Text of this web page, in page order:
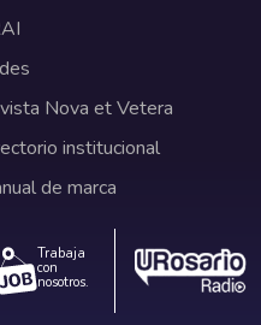
Nova et Vetera
institucional
de marca
Trabaja
con
nosotros.